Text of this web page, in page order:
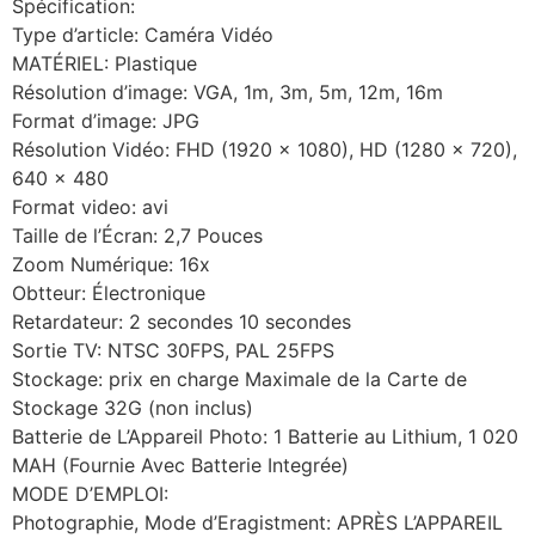
Spécification:
Type d’article: Caméra Vidéo
MATÉRIEL: Plastique
Résolution d’image: VGA, 1m, 3m, 5m, 12m, 16m
Format d’image: JPG
Résolution Vidéo: FHD (1920 x 1080), HD (1280 x 720),
640 x 480
Format video: avi
Taille de l’Écran: 2,7 Pouces
Zoom Numérique: 16x
Obtteur: Électronique
Retardateur: 2 secondes 10 secondes
Sortie TV: NTSC 30FPS, PAL 25FPS
Stockage: prix en charge Maximale de la Carte de
Stockage 32G (non inclus)
Batterie de L’Appareil Photo: 1 Batterie au Lithium, 1 020
MAH (Fournie Avec Batterie Integrée)
MODE D’EMPLOI:
Photographie, Mode d’Eragistment: APRÈS L’APPAREIL